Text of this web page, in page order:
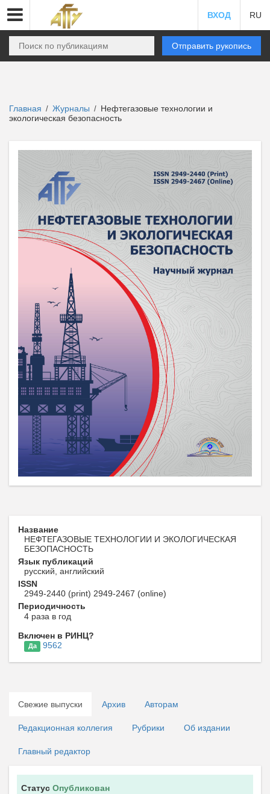
ВХОД RU
Отправить рукопись
Главная / Журналы / Нефтегазовые технологии и
экологическая безопасность
Название
НЕФТЕГАЗОВЫЕ ТЕХНОЛОГИИ И ЭКОЛОГИЧЕСКАЯ
БЕЗОПАСНОСТЬ
Язык публикаций
русский, английский
ISSN
2949-2440 (print) 2949-2467 (online)
Периодичность
4 раза в год
Включен в РИНЦ?
Да 9562
Свежие выпуски Архив Авторам
Редакционная коллегия Рубрики Об издании
Главный редактор
Статус Опубликован